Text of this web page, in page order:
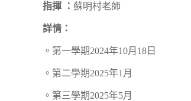
指揮 ： 蘇明村老師
詳情：
。第一學期2024年10月18日
。第二學期2025年1月
。第三學期2025年5月